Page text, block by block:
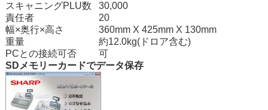
スキャニングPLU数
30,000
責任者
20
幅×奥行×高さ
360mm X 425mm X 130mm
重量
約12.0kg(ドロア含む)
PCとの接続可否
可
SDメモリーカードでデータ保存